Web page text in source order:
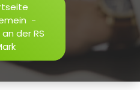
-
der RS